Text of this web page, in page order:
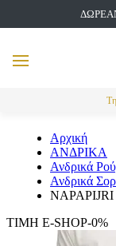
MENU
Αρχική
ΑΝΔΡΙΚΑ
Ανδρικά
Ανδρικά
NAPAPIJRI
ΤΙΜΗ E-SHOP-0%